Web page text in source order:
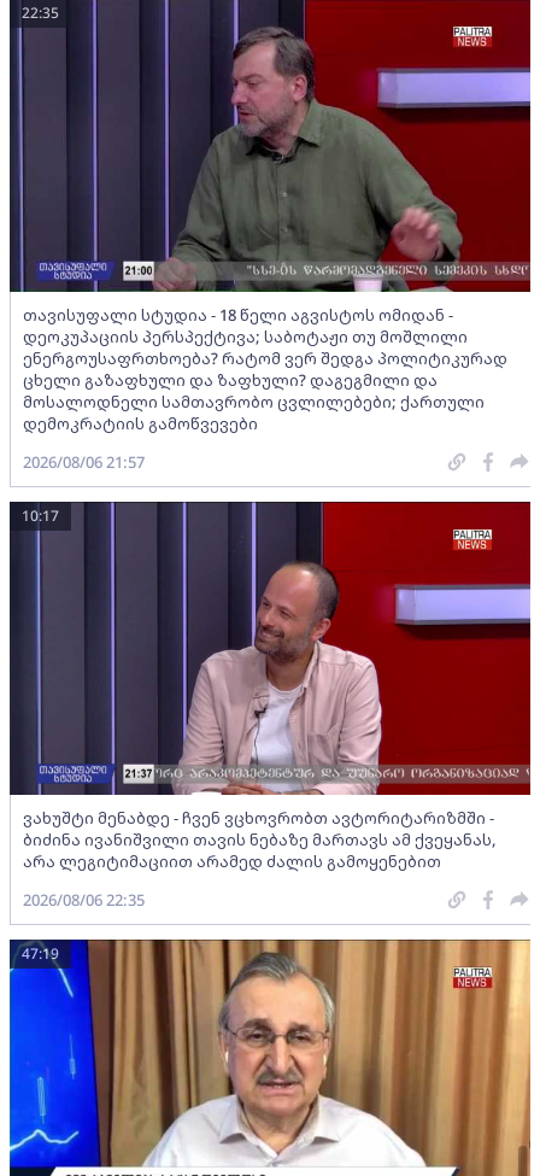
თავისუფალი სტუდია - 18 წელი აგვისტოს ომიდან -
დეოკუპაციის პერსპექტივა; საბოტაჟი თუ მოშლილი
ენერგოუსაფრთხოება? რატომ ვერ შედგა პოლიტიკურად
ცხელი გაზაფხული და ზაფხული? დაგეგმილი და
მოსალოდნელი სამთავრობო ცვლილებები; ქართული
დემოკრატიის გამოწვევები
22:35
2026/08/06 21:57
ვახუშტი მენაბდე - ჩვენ ვცხოვრობთ ავტორიტარიზმში -
ბიძინა ივანიშვილი თავის ნებაზე მართავს ამ ქვეყანას,
არა ლეგიტიმაციით არამედ ძალის გამოყენებით
10:17
2026/08/06 22:35
47:19